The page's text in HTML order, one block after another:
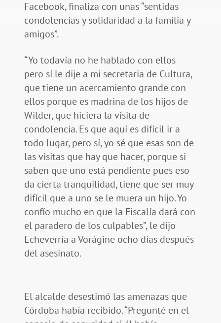
Facebook, finaliza con unas “sentidas
condolencias y solidaridad a la familia y
amigos”.
“Yo todavía no he hablado con ellos
pero sí le dije a mi secretaria de Cultura,
que tiene un acercamiento grande con
ellos porque es madrina de los hijos de
Wilder, que hiciera la visita de
condolencia. Es que aquí es difícil ir a
todo lugar, pero sí, yo sé que esas son de
las visitas que hay que hacer, porque si
saben que uno está pendiente pues eso
da cierta tranquilidad, tiene que ser muy
difícil que a uno se le muera un hijo. Yo
confío mucho en que la Fiscalía dará con
el paradero de los culpables”, le dijo
Echeverría a Vorágine ocho días después
del asesinato.
El alcalde desestimó las amenazas que
Córdoba había recibido. “Pregunté en el